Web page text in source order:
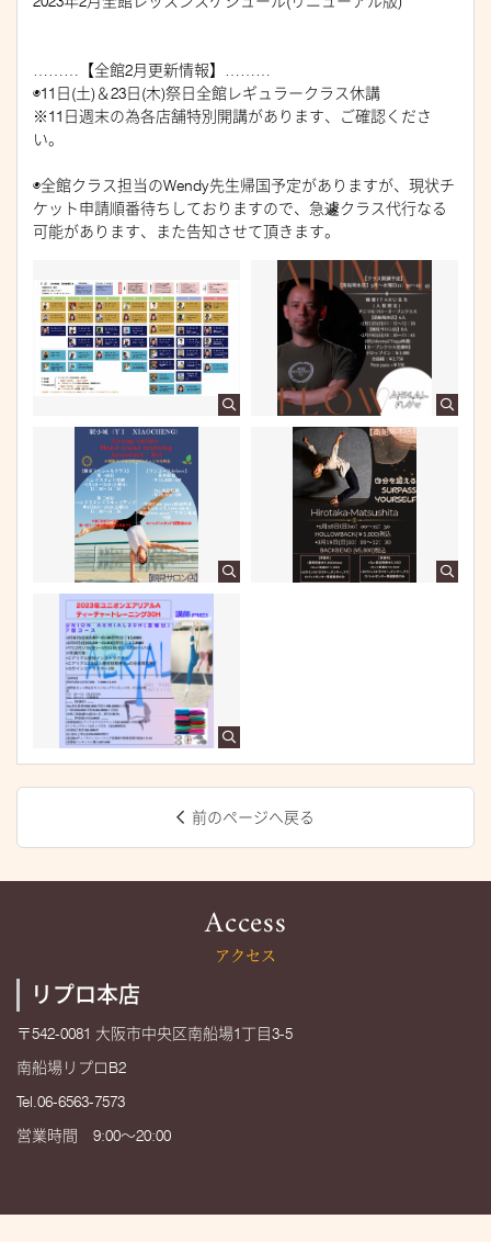
………【全館2月更新情報】………
◉11日(土)＆23日(木)祭日全館レギュラークラス休講
※11日週末の為各店舗特別開講があります、ご確認くださ
い。
◉全館クラス担当のWendy先生帰国予定がありますが、現状チ
ケット申請順番待ちしておりますので、急遽クラス代行なる
可能があります、また告知させて頂きます。
前のページへ戻る
Access
アクセス
リプロ本店
〒542-0081 大阪市中央区南船場1丁目3-5
南船場リプロB2
Tel.06-6563-7573
営業時間 9:00～20:00